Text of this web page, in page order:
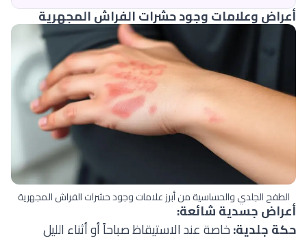
أعراض وعلامات وجود حشرات الفراش المجهرية
الطفح الجلدي والحساسية من أبرز علامات وجود حشرات الفراش المجهرية
أعراض جسدية شائعة:
حكة جلدية:خاصة عند الاستيقاظ صباحاً أو أثناء الليل